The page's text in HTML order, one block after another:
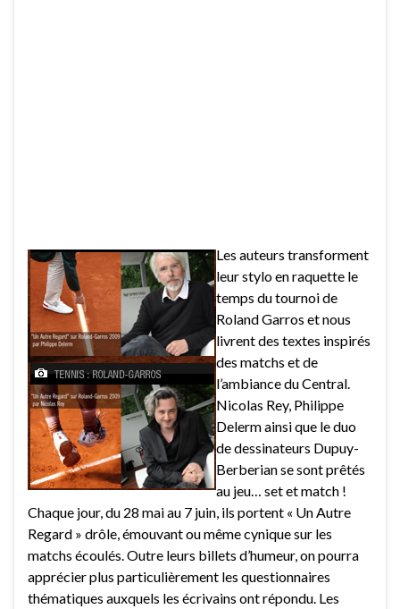
Les auteurs transforment
leur stylo en raquette le
temps du tournoi de
Roland Garros et nous
livrent des textes inspirés
des matchs et de
l’ambiance du Central.
Nicolas Rey, Philippe
Delerm ainsi que le duo
de dessinateurs Dupuy-
Berberian se sont prêtés
au jeu… set et match !
Chaque jour, du 28 mai au 7 juin, ils portent « Un Autre
Regard » drôle, émouvant ou même cynique sur les
matchs écoulés. Outre leurs billets d’humeur, on pourra
apprécier plus particulièrement les questionnaires
thématiques auxquels les écrivains ont répondu. Les